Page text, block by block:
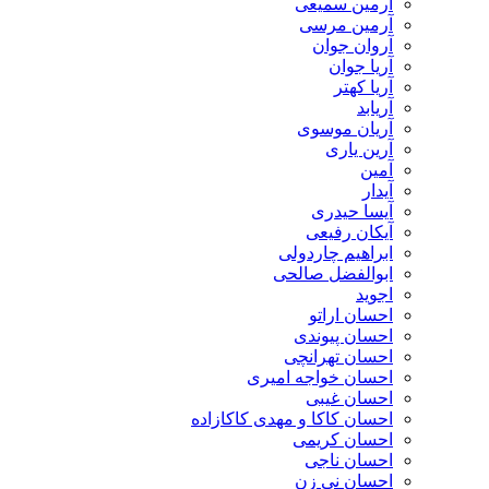
آرمین سمیعی
آرمین مرسی
آروان جوان
آریا جوان
آریا کهتر
آریان موسوی
آرین یاری
آیسا حیدری
آیکان رفیعی
ابراهیم چاردولی
ابوالفضل صالحی
احسان اراتو
احسان پیوندی
احسان تهرانچی
احسان خواجه امیری
احسان غیبی
احسان کاکا و مهدی کاکازاده
احسان کریمی
احسان ناجی
احسان نی زن